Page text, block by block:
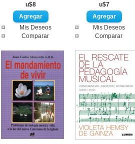
u$8
Mis Deseos
Comparar
u$7
Mis Deseos
Comparar